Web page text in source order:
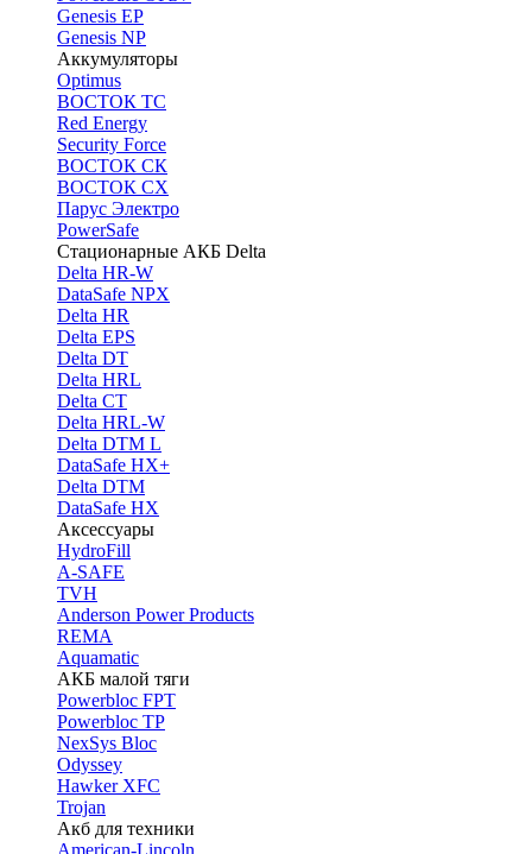
Genesis EP
Genesis NP
Аккумуляторы
Optimus
ВОСТОК ТС
Red Energy
Security Force
ВОСТОК СК
ВОСТОК СХ
Парус Электро
PowerSafe
Стационарные АКБ Delta
Delta HR-W
DataSafe NPX
Delta HR
Delta EPS
Delta DT
Delta HRL
Delta CT
Delta HRL-W
Delta DTM L
DataSafe HX+
Delta DTM
DataSafe HX
Аксессуары
HydroFill
A-SAFE
TVH
Anderson Power Products
REMA
Aquamatic
АКБ малой тяги
Powerbloc FPT
Powerbloc TP
NexSys Bloc
Odyssey
Hawker XFC
Trojan
Акб для техники
American-Lincoln